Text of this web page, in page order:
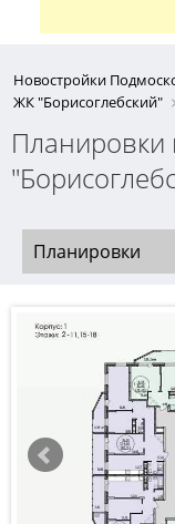
Новостройки
ЖК "Борисоглебский"
Планировки
Планировки